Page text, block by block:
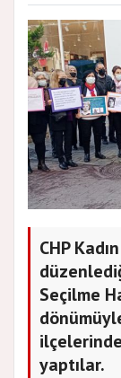
CHP
Seçilme
ilçelerinde
yaptılar.